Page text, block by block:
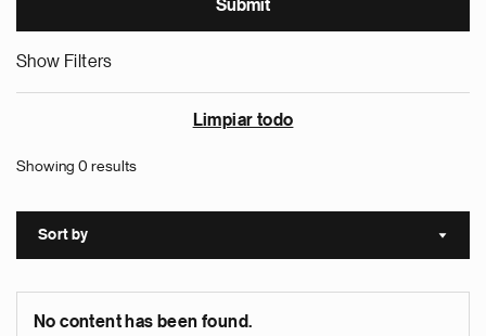
Show Filters
Limpiar todo
Showing 0 results
Sort by Sort
No content has been found.